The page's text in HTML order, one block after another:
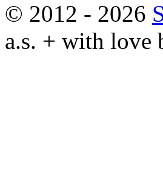
© 2012 - 2026
a.s. + with love